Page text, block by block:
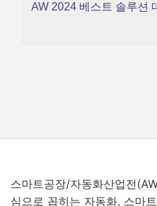
AW 2024 베스트 솔루션
스마트공장/자동화산업전
심으로 꼽히는 자동화, 스마